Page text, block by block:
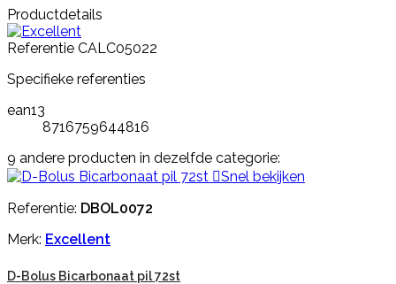
Productdetails
Referentie CALC05022
Specifieke referenties
ean13
8716759644816
9 andere producten in dezelfde categorie:
Snel bekijken
Referentie: DBOL0072
Merk: Excellent
D-Bolus Bicarbonaat pil 72st